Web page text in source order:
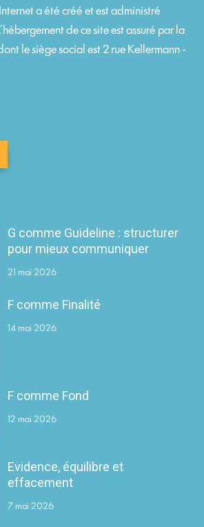
a été créé et est administré
de ce site est assuré par la
le siège social est 2 rue Kellermann -
G comme Guideline : structurer
pour mieux communiquer
21 mai 2026
F comme Finalité
14 mai 2026
F comme Fond
12 mai 2026
Evidence, équilibre et
effacement
7 mai 2026